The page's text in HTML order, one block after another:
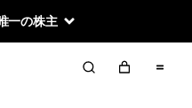
一の株主